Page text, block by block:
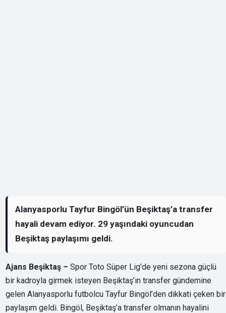
Alanyasporlu Tayfur Bingöl’ün Beşiktaş’a transfer
hayali devam ediyor. 29 yaşındaki oyuncudan
Beşiktaş paylaşımı geldi.
Ajans Beşiktaş – Spor Toto Süper Lig’de yeni sezona güçlü
bir kadroyla girmek isteyen Beşiktaş’ın transfer gündemine
gelen Alanyasporlu futbolcu Tayfur Bingöl’den dikkati çeken bir
paylaşım geldi. Bingöl, Beşiktaş’a transfer olmanın hayalini